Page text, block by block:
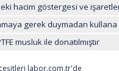
hacim göstergesi ve
gerek duymadan kullana
musluk ile donatılmıştır